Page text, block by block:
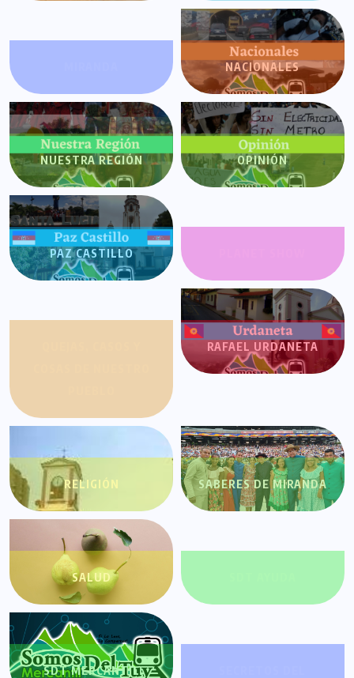
NACIONALES
NUESTRA REGIÓN OPINIÓN
PAZ CASTILLO
RAFAEL URDANETA
RELIGIÓN SABERES DE MIRANDA
SALUD
SDT MERCANTIL